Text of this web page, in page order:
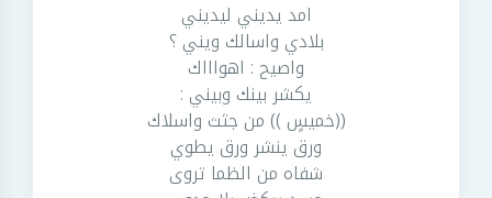
امد يديني ليديني
بلادي واسالك ويني ؟
واصيح : اهواااك
يكشر بينك وبيني :
((خميسٍ )) من جثث واسلاك
ورق ينشر ورق يطوي
شفاه من الظما تروى